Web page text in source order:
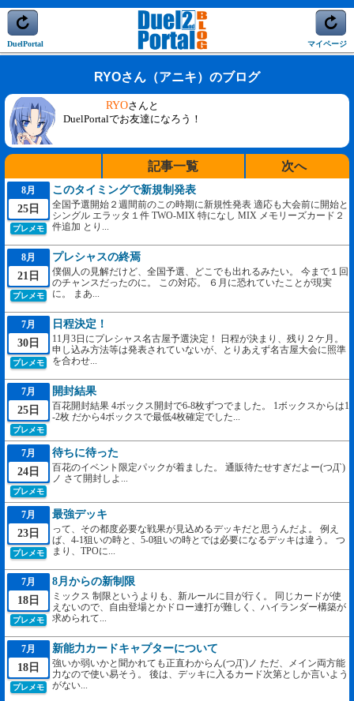
DuelPortal マイページ
RYOさん（アニキ）のブログ
RYOさんと
DuelPortalでお友達になろう！
記事一覧 次へ
8月
25日
プレメモ
このタイミングで新規制発表
全国予選開始２週間前のこの時期に新規性発表 適応も大会前に開始と
シングル エラッタ１件 TWO-MIX 特になし MIX メモリーズカード２
件追加 とり...
8月
21日
プレメモ
プレシャスの終焉
僕個人の見解だけど、全国予選、どこでも出れるみたい。 今まで１回
のチャンスだったのに。 この対応。 ６月に恐れていたことが現実
に。 まあ...
7月
30日
プレメモ
日程決定！
11月3日にプレシャス名古屋予選決定！ 日程が決まり、残り２ケ月。
申し込み方法等は発表されていないが、とりあえず名古屋大会に照準
を合わせ...
7月
25日
プレメモ
開封結果
百花開封結果 4ボックス開封で6-8枚ずつでました。 1ボックスからは1
-2枚 だから4ボックスで最低4枚確定でした...
7月
24日
プレメモ
待ちに待った
百花のイベント限定パックが着ました。 通販待たせすぎだよー(つД`)
ノ さて開封しよ...
7月
23日
プレメモ
最強デッキ
って、その都度必要な戦果が見込めるデッキだと思うんだよ。 例え
ば、4-1狙いの時と、5-0狙いの時とでは必要になるデッキは違う。 つ
まり、TPOに...
7月
18日
プレメモ
8月からの新制限
ミックス 制限というよりも、新ルールに目が行く。 同じカードが使
えないので、自由登場とかドロー連打が難しく、ハイランダー構築が
求められて...
7月
18日
プレメモ
新能力カードキャプターについて
強いか弱いかと聞かれても正直わからん(つД`)ノ ただ、メイン両方能
力なので使い易そう。 後は、デッキに入るカード次第としか言いよう
がない...